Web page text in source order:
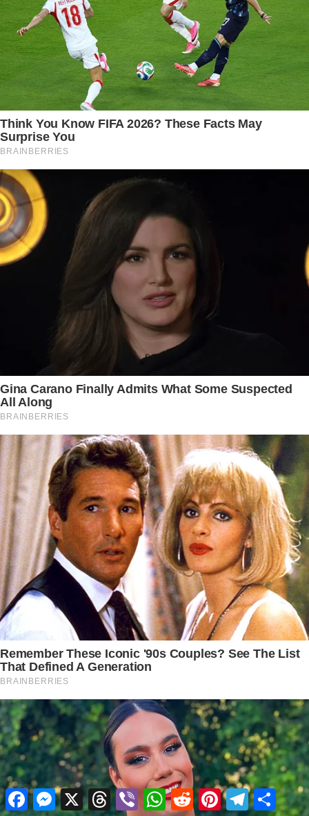
FacebookMessenger
X ThreadsViberWhatsApp
RedditPinterestTelegram
Share